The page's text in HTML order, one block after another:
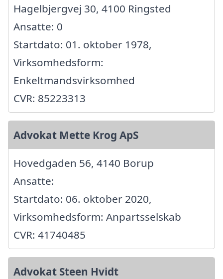
Hagelbjergvej 30, 4100 Ringsted
Ansatte: 0
Startdato: 01. oktober 1978,
Virksomhedsform:
Enkeltmandsvirksomhed
CVR: 85223313
Advokat Mette Krog ApS
Hovedgaden 56, 4140 Borup
Ansatte:
Startdato: 06. oktober 2020,
Virksomhedsform: Anpartsselskab
CVR: 41740485
Advokat Steen Hvidt